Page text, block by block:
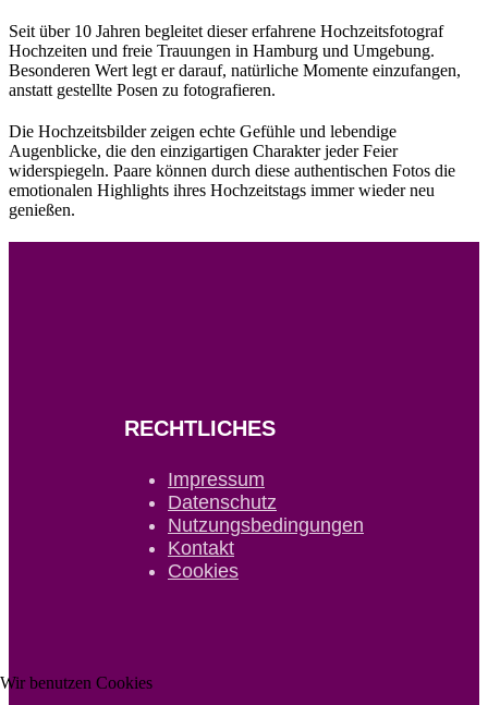
Seit über 10 Jahren begleitet dieser erfahrene Hochzeitsfotograf
Hochzeiten und freie Trauungen in Hamburg und Umgebung.
Besonderen Wert legt er darauf, natürliche Momente einzufangen,
anstatt gestellte Posen zu fotografieren.
Die Hochzeitsbilder zeigen echte Gefühle und lebendige
Augenblicke, die den einzigartigen Charakter jeder Feier
widerspiegeln. Paare können durch diese authentischen Fotos die
emotionalen Highlights ihres Hochzeitstags immer wieder neu
genießen.
RECHTLICHES
Impressum
Datenschutz
Nutzungsbedingungen
Kontakt
Cookies
Wir benutzen Cookies